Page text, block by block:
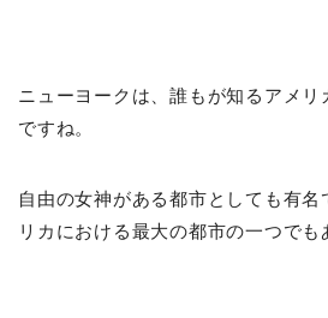
ニューヨークは、誰もが知るアメリ
ですね。
自由の女神がある都市としても有名
リカにおける最大の都市の一つでも